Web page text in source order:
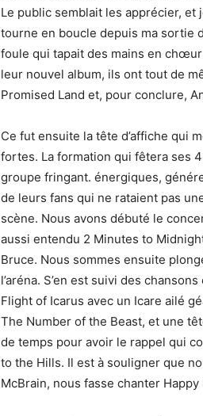
Le public semblait les apprécier,
tourne en boucle depuis ma sortie
foule qui tapait des mains en
leur nouvel album, ils ont tout de
Promised Land et, pour conclure,
Ce fut ensuite la tête d’affiche qui
fortes. La formation qui fêtera ses
groupe fringant. énergiques,
de leurs fans qui ne rataient pas
scène. Nous avons débuté le
aussi entendu 2 Minutes to
Bruce. Nous sommes ensuite
l’aréna. S’en est suivi des
Flight of Icarus avec un Icare ailé
The Number of the Beast, et une
de temps pour avoir le rappel qui
to the Hills. Il est à souligner que
McBrain, nous fasse chanter